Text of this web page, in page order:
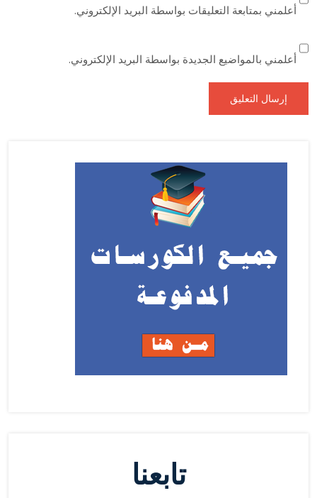
أعلمني بمتابعة التعليقات بواسطة البريد الإلكتروني.
أعلمني بالمواضيع الجديدة بواسطة البريد الإلكتروني.
تابعنا